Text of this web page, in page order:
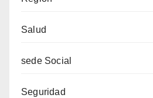
Salud
sede Social
Seguridad